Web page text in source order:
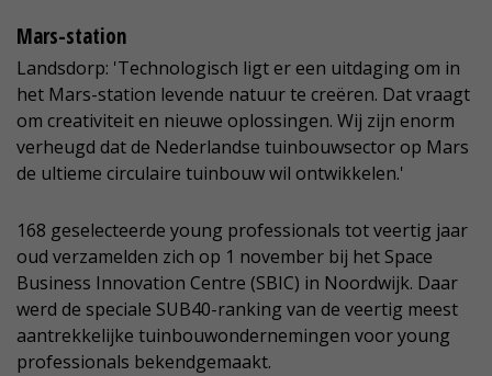
Mars-station
Landsdorp: 'Technologisch ligt er een uitdaging om in
het Mars-station levende natuur te creëren. Dat vraagt
om creativiteit en nieuwe oplossingen. Wij zijn enorm
verheugd dat de Nederlandse tuinbouwsector op Mars
de ultieme circulaire tuinbouw wil ontwikkelen.'
168 geselecteerde young professionals tot veertig jaar
oud verzamelden zich op 1 november bij het Space
Business Innovation Centre (SBIC) in Noordwijk. Daar
werd de speciale SUB40-ranking van de veertig meest
aantrekkelijke tuinbouwondernemingen voor young
professionals bekendgemaakt.